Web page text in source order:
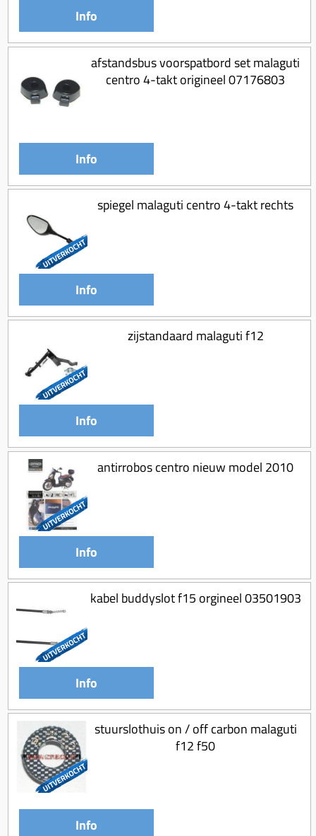
Info
afstandsbus voorspatbord set malaguti
centro 4-takt origineel 07176803
Info
spiegel malaguti centro 4-takt rechts
Info
zijstandaard malaguti f12
Info
antirrobos centro nieuw model 2010
Info
kabel buddyslot f15 orgineel 03501903
Info
stuurslothuis on / off carbon malaguti
f12 f50
Info